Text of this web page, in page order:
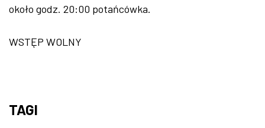
około godz. 20:00 potańcówka.
WSTĘP WOLNY
TAGI